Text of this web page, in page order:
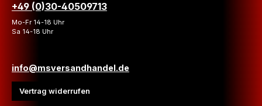
+49 (0)30-40509713
Mo-Fr 14-18 Uhr
Sa 14-18 Uhr
info@msversandhandel.de
Vertrag widerrufen